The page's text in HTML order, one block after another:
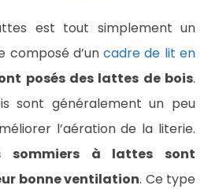
est tout simplement un
composé d’uncadre de lit en
posés des lattes de bois.
sont généralement un peu
l’aération de la literie.
sommiers à lattes sont
bonne ventilation. Ce type